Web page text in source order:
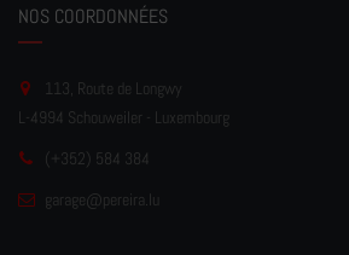
NOS COORDONNÉES
113, Route de Longwy
L-4994 Schouweiler - Luxembourg
(+352) 584 384
garage@pereira.lu